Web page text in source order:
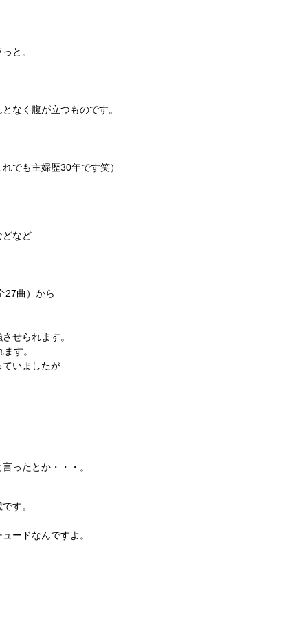
と。
なく腹が立つものです。
でも主婦歴30年です笑）
どなど
27曲）から
せられます。
す。
いましたが
ったとか・・・。
す。
ードなんですよ。